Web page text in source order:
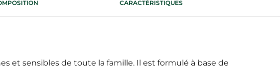
CARACTÉRISTIQUES
et sensibles de toute la famille. Il est formulé à base de